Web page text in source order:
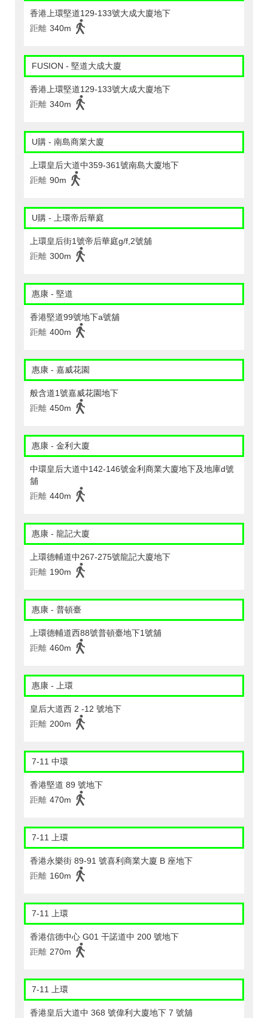
香港上環堅道129-133號大成大廈地下
距離 340m
FUSION - 堅道大成大廈
香港上環堅道129-133號大成大廈地下
距離 340m
U購 - 南島商業大廈
上環皇后大道中359-361號南島大廈地下
距離 90m
U購 - 上環帝后華庭
上環皇后街1號帝后華庭g/f,2號舖
距離 300m
惠康 - 堅道
香港堅道99號地下a號舖
距離 400m
惠康 - 嘉威花園
般含道1號嘉威花園地下
距離 450m
惠康 - 金利大廈
中環皇后大道中142-146號金利商業大廈地下及地庫d號
舖
距離 440m
惠康 - 龍記大廈
上環德輔道中267-275號龍記大廈地下
距離 190m
惠康 - 普頓臺
上環德輔道西88號普頓臺地下1號舖
距離 460m
惠康 - 上環
皇后大道西 2 -12 號地下
距離 200m
7-11 中環
香港堅道 89 號地下
距離 470m
7-11 上環
香港永樂街 89-91 號喜利商業大廈 B 座地下
距離 160m
7-11 上環
香港信德中心 G01 干諾道中 200 號地下
距離 270m
7-11 上環
香港皇后大道中 368 號偉利大廈地下 7 號舖